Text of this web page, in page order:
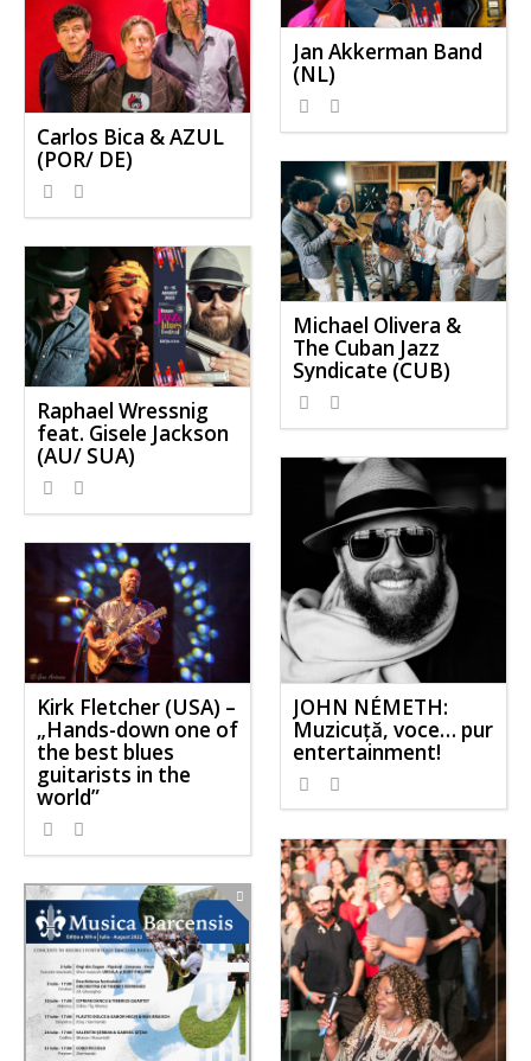
Jan Akkerman Band
(NL)
1245
Carlos Bica & AZUL
(POR/ DE)
642
Michael Olivera &
The Cuban Jazz
Syndicate (CUB)
671
Raphael Wressnig
feat. Gisele Jackson
(AU/ SUA)
606
JOHN NÉMETH:
Muzicuţă, voce… pur
entertainment!
654
Kirk Fletcher (USA) –
„Hands-down one of
the best blues
guitarists in the
world”
578